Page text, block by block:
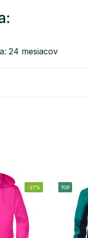
24 mesiacov
-27% TOP